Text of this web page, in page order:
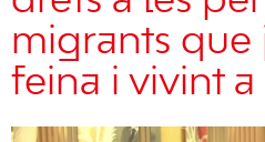
migrants que
feina i vivint a